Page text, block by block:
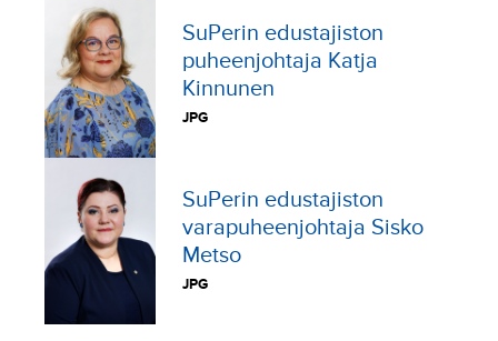
SuPerin edustajiston
puheenjohtaja Katja
Kinnunen
JPG
SuPerin edustajiston
varapuheenjohtaja Sisko
Metso
JPG